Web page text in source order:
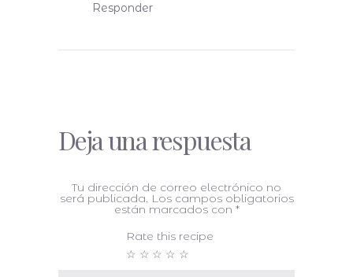
Responder
Deja una respuesta
Tu dirección de correo electrónico no
será publicada. Los campos obligatorios
están marcados con *
Rate this recipe
☆
☆
☆
☆
☆